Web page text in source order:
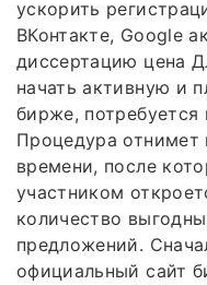
ускорить
ВКонтакте, Google
диссертацию цена
начать активную и
бирже,
Процедура отнимет
времени, после
участником
количество
предложений.
официальный сайт